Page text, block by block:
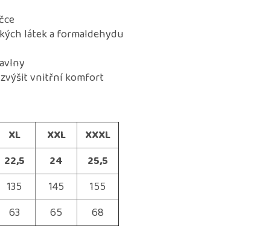
látek a formaldehydu
zvýšit vnitřní komfort
XL XXL
XXXL
22,5 24
25,5
135 145
155
63 65 68